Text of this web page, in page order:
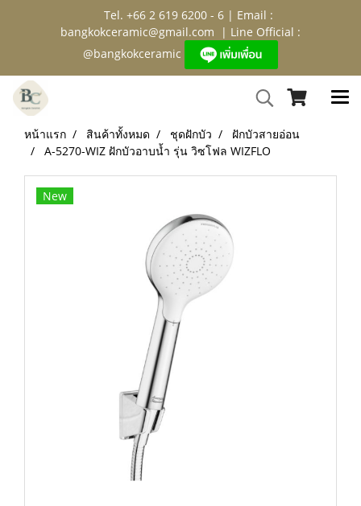
Tel. +66 2 619 6200 - 6 | Email :
bangkokceramic@gmail.com | Line Official :
@bangkokceramic
หน้าแรก สินค้าทั้งหมด ชุดฝักบัว
ฝักบัวสายอ่อน
A-5270-WIZ ฝักบัวอาบน้ำ รุ่น วิซโฟล WIZFLO
New